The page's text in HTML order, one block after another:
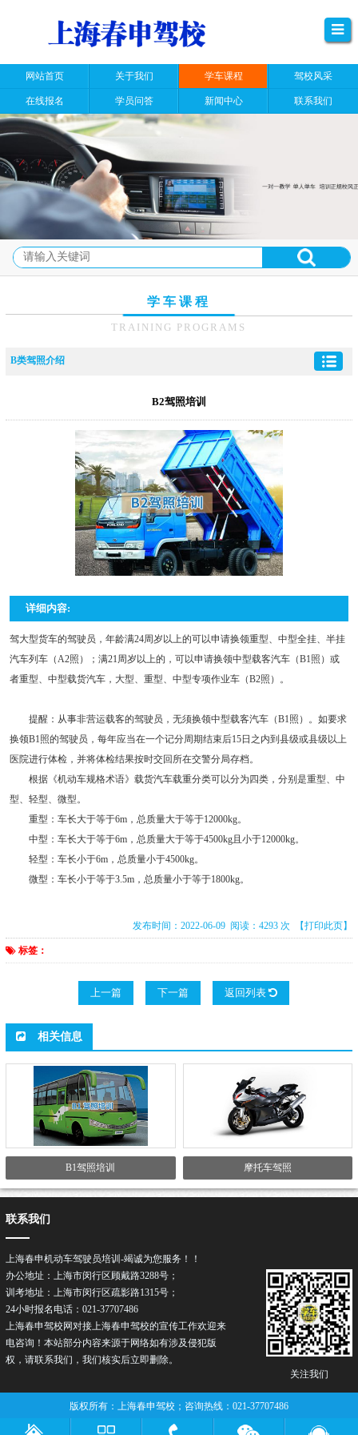
网站首页 关于我们 学车课程 驾校风采
在线报名 学员问答 新闻中心 联系我们
学车课程
TRAINING PROGRAMS
B类驾照介绍
B2驾照培训
详细内容:
驾大型货车的驾驶员，年龄满24周岁以上的可以申请换领重型、中型全挂、半挂
汽车列车（A2照）；满21周岁以上的，可以申请换领中型载客汽车（B1照）或
者重型、中型载货汽车，大型、重型、中型专项作业车（B2照）。
提醒：从事非营运载客的驾驶员，无须换领中型载客汽车（B1照）。如要求
换领B1照的驾驶员，每年应当在一个记分周期结束后15日之内到县级或县级以上
医院进行体检，并将体检结果按时交回所在交警分局存档。
根据《机动车规格术语》载货汽车载重分类可以分为四类，分别是重型、中
型、轻型、微型。
重型：车长大于等于6m，总质量大于等于12000kg。
中型：车长大于等于6m，总质量大于等于4500kg且小于12000kg。
轻型：车长小于6m，总质量小于4500kg。
微型：车长小于等于3.5m，总质量小于等于1800kg。
发布时间：2022-06-09 阅读：4293 次 【打印此页】
标签：
上一篇 下一篇 返回列表
相关信息
B1驾照培训 摩托车驾照
关注我们
联系我们
上海春申机动车驾驶员培训-竭诚为您服务！！
办公地址：上海市闵行区顾戴路3288号；
训考地址：上海市闵行区疏影路1315号；
24小时报名电话：021-37707486
上海春申驾校网对接上海春申驾校的宣传工作欢迎来
电咨询！本站部分内容来源于网络如有涉及侵犯版
权，请联系我们，我们核实后立即删除。
版权所有：上海春申驾校；咨询热线：021-37707486